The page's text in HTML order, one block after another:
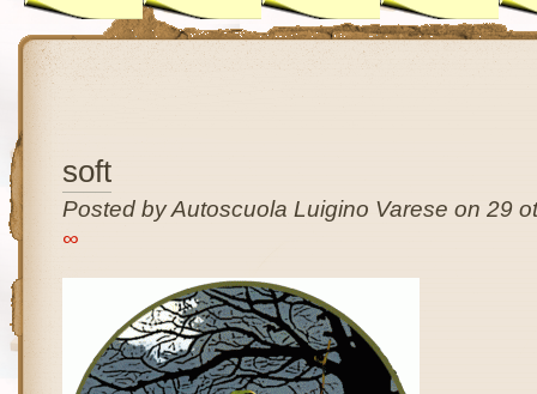
soft
Posted by Autoscuola Luigino Varese on 29
∞